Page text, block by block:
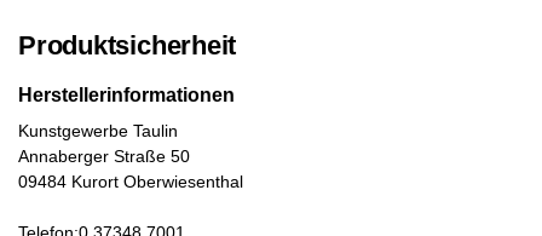
Produktsicherheit
Herstellerinformationen
Kunstgewerbe Taulin
Annaberger Straße 50
09484 Kurort Oberwiesenthal